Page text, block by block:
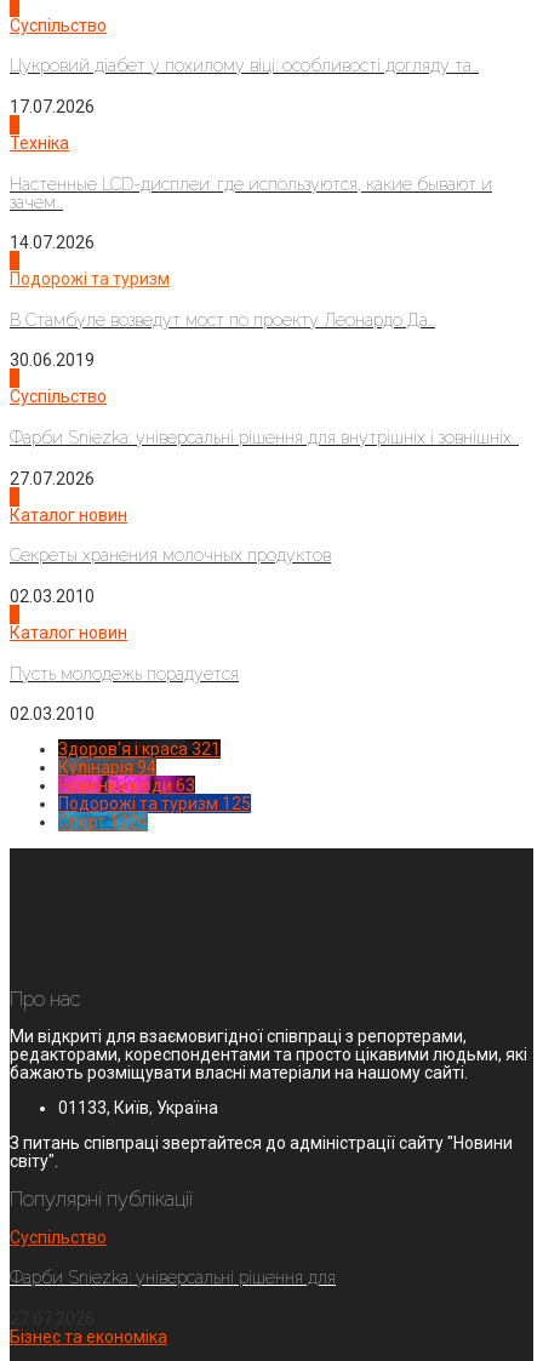
Суспільство
Цукровий діабет у похилому віці: особливості догляду та...
17.07.2026
Техніка
Настенные LCD-дисплеи: где используются, какие бывают и
зачем...
14.07.2026
Подорожі та туризм
В Стамбуле возведут мост по проекту Леонардо Да...
30.06.2019
Суспільство
Фарби Sniezka: універсальні рішення для внутрішніх і зовнішніх...
27.07.2026
Каталог новин
Секреты хранения молочных продуктов
02.03.2010
Каталог новин
Пусть молодежь порадуется
02.03.2010
Здоров'я і краса 321
Кулінарія 94
Новинки моди 63
Подорожі та туризм 125
Спорт1224
Про нас
Ми відкриті для взаємовигідної співпраці з репортерами,
редакторами, кореспондентами та просто цікавими людьми, які
бажають розміщувати власні матеріали на нашому сайті.
01133, Київ, Україна
З питань співпраці звертайтеся до адміністрації сайту "Новини
світу".
Популярні публікації
Суспільство
Фарби Sniezka: універсальні рішення для
Бізнес та економіка